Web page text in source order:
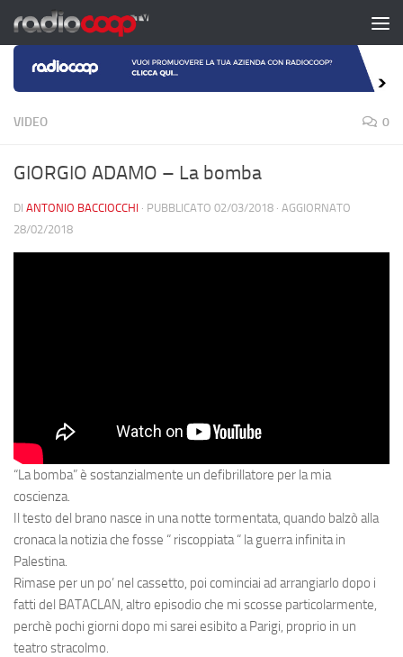
Salta al contenuto
VIDEO 0
GIORGIO ADAMO – La bomba
DI ANTONIO BACCIOCCHI · PUBBLICATO 02/03/2018 · AGGIORNATO
28/02/2018
“La bomba” è sostanzialmente un defibrillatore per la mia
coscienza.
Il testo del brano nasce in una notte tormentata, quando balzò alla
cronaca la notizia che fosse “ riscoppiata “ la guerra infinita in
Palestina.
Rimase per un po’ nel cassetto, poi cominciai ad arrangiarlo dopo i
fatti del BATACLAN, altro episodio che mi scosse particolarmente,
perchè pochi giorni dopo mi sarei esibito a Parigi, proprio in un
teatro stracolmo.